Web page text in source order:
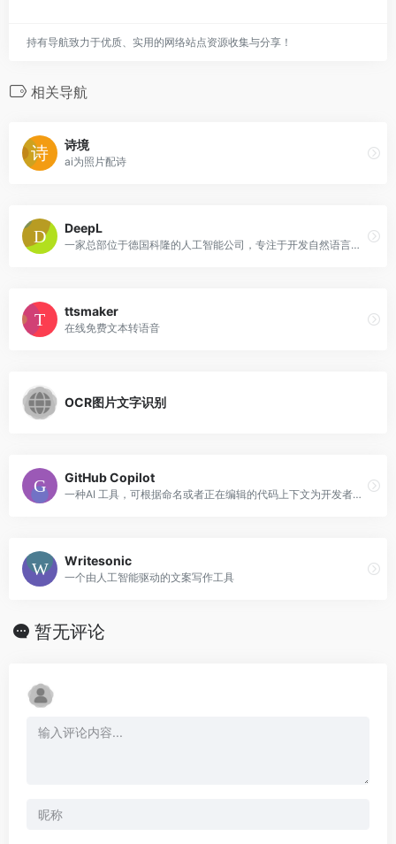
持有导航致力于优质、实用的网络站点资源收集与分享！
相关导航
诗境
ai为照片配诗
DeepL
一家总部位于德国科隆的人工智能公司，专注于开发自然语言处理技术
ttsmaker
在线免费文本转语音
OCR图片文字识别
GitHub Copilot
一种AI 工具，可根据命名或者正在编辑的代码上下文为开发者提供代码建议
Writesonic
一个由人工智能驱动的文案写作工具
暂无评论